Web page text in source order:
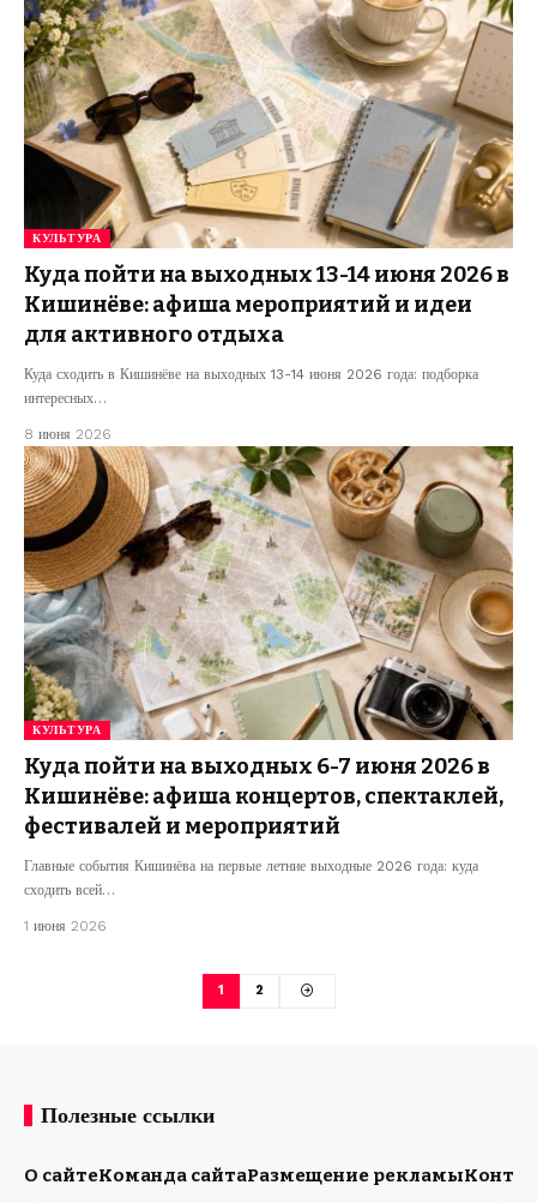
КУЛЬТУРА
Куда пойти на выходных 13-14 июня 2026 в
Кишинёве: афиша мероприятий и идеи
для активного отдыха
Куда сходить в Кишинёве на выходных 13-14 июня 2026 года: подборка
интересных…
8 июня 2026
КУЛЬТУРА
Куда пойти на выходных 6-7 июня 2026 в
Кишинёве: афиша концертов, спектаклей,
фестивалей и мероприятий
Главные события Кишинёва на первые летние выходные 2026 года: куда
сходить всей…
1 июня 2026
1 2
Полезные ссылки
О сайтеКоманда сайтаРазмещение рекламы